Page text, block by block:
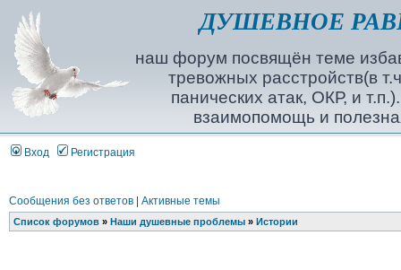
ДУШЕВНОЕ
наш форум посвящён теме
тревожных расстройств(в
панических атак, ОКР, и
взаимопомощь и
Вход Регистрация
Сообщения без ответов| Активные темы
Список форумов» Наши душевные проблемы» Истории